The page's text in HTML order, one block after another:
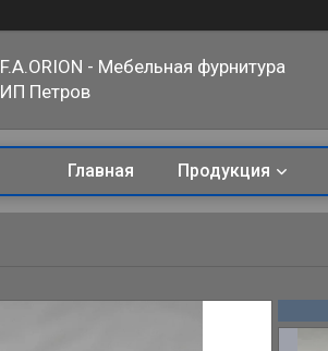
F.A.ORION - Мебельная фурнитура
ИП Петров
Главная Продукция